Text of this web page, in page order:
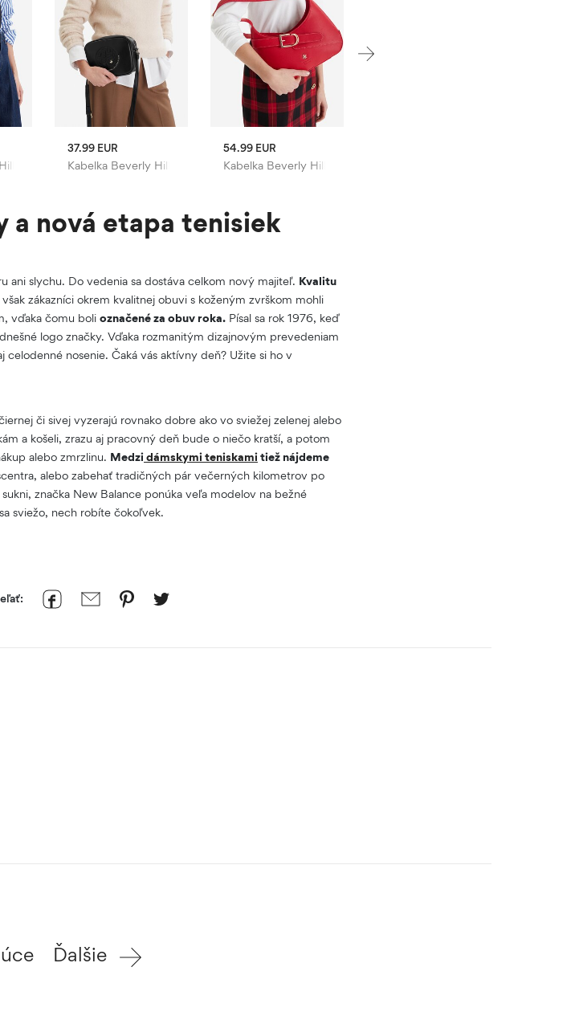
Polo ClubKabelka Beverly Hills Polo Club
37.99 EUR
Kabelka Beverly Hills Polo Club
54.99 EUR
a nová etapa tenisiek
slychu. Do vedenia sa dostáva celkom nový majiteľ. Kvalitu
však zákazníci okrem kvalitnej obuvi s koženým zvrškom mohli
vďaka čomu boli označené za obuv roka. Písal sa rok 1976, keď
logo značky. Vďaka rozmanitým dizajnovým prevedeniam
nosenie. Čaká vás aktívny deň? Užite si ho v
či sivej vyzerajú rovnako dobre ako vo sviežej zelenej alebo
a košeli, zrazu aj pracovný deň bude o niečo kratší, a potom
alebo zmrzlinu. Medzidámskymi teniskamitiež nájdeme
alebo zabehať tradičných pár večerných kilometrov po
značka New Balance ponúka veľa modelov na bežné
sviežo, nech robíte čokoľvek.
Ďalšie